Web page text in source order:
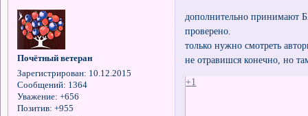
Почётный ветеран
Зарегистрирован: 10.12.2015
Сообщений: 1364
Уважение: +656
Позитив: +955
дополнительно принимают
проверено.
только нужно смотреть
не отравишся конечно, но
+1